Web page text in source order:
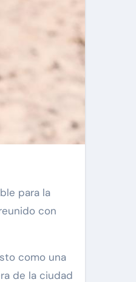
con
como una
de la ciudad